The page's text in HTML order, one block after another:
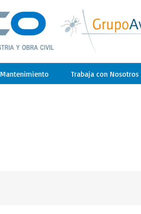
Mantenimiento Trabaja con Nosotros